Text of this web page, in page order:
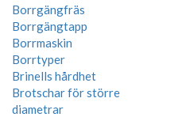
Borrgängfräs
Borrgängtapp
Borrmaskin
Borrtyper
Brinells hårdhet
Brotschar för större
diametrar